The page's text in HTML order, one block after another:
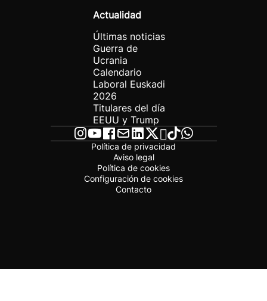
Actualidad
Últimas noticias
Guerra de
Ucrania
Calendario
Laboral Euskadi
2026
Titulares del día
EEUU y Trump
Política de privacidad
Aviso legal
Política de cookies
Configuración de cookies
Contacto